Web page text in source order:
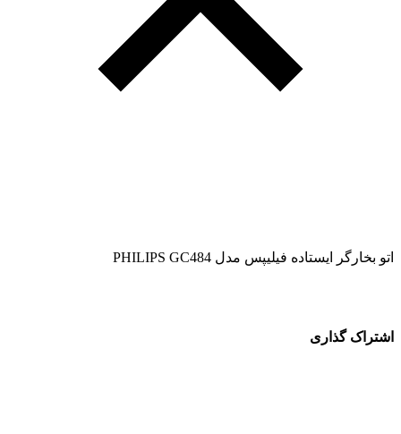
اتو بخارگر ایستاده فیلیپس مدل PHILIPS GC484
اشتراک گذاری